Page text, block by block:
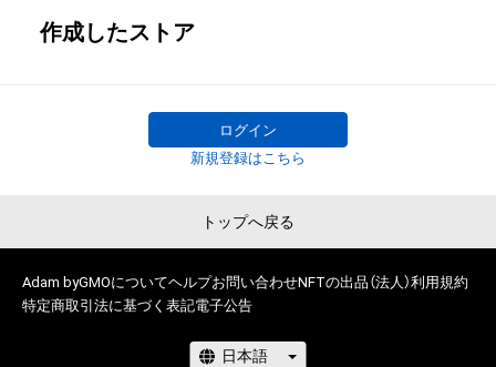
作成したストア
ログイン
新規登録はこちら
トップへ戻る
Adam byGMOについてヘルプお問い合わせNFTの出品（法人）利用規約
特定商取引法に基づく表記電子公告